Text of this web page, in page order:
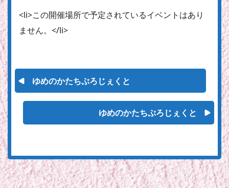
<li>この開催場所で予定されているイベントはあり
ません。</li>
ゆめのかたちぷろじぇくと
ゆめのかたちぷろじぇくと